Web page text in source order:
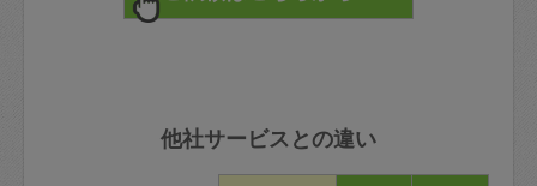
他社サービスとの違い